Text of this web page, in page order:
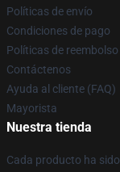
Políticas de envío
Condiciones de pago
Políticas de reembolso
Contáctenos
Ayuda al cliente (FAQ)
Mayorista
Nuestra tienda
Cada producto ha